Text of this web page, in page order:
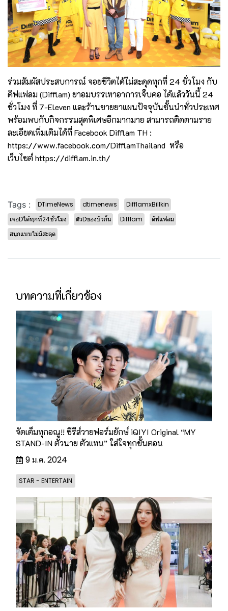
ร่วมสัมผัสประสบการณ์ จอยชีวิตได้ไม่สะดุดทุกที่ 24 ชั่วโมง กับ
ดิฟแฟลม (Difflam) ยาอมบรรเทาอาการเจ็บคอ ได้แล้ววันนี้ 24
ชั่วโมง ที่ 7-Eleven และร้านขายยาแผนปัจจุบันชั้นนำทั่วประเทศ
พร้อมพบกับกิจกรรมสุดพิเศษอีกมากมาย สามารถติดตามราย
ละเอียดเพิ่มเติมได้ที่ Facebook Difflam TH :
https://www.facebook.com/DifflamThailand หรือ
เว็บไซต์https://difflam.in.th/
Tags : DTimeNews dtimenews
DifflamxBillkin
เจอDได้ทุกที่24ชั่วโมง
ตัวDของบิวกิ้น Difflam
ดิฟแฟลม
สนุกแบบไม่มีสะดุด
บทความที่เกี่ยวข้อง
จัดเต็มทุกอณู!! ซีรีส์วายฟอร์มยักษ์ iQIYI Original “MY
STAND-IN ตัวนาย ตัวแทน” ใส่ใจทุกขั้นตอน
9 ม.ค. 2024
STAR - ENTERTAIN